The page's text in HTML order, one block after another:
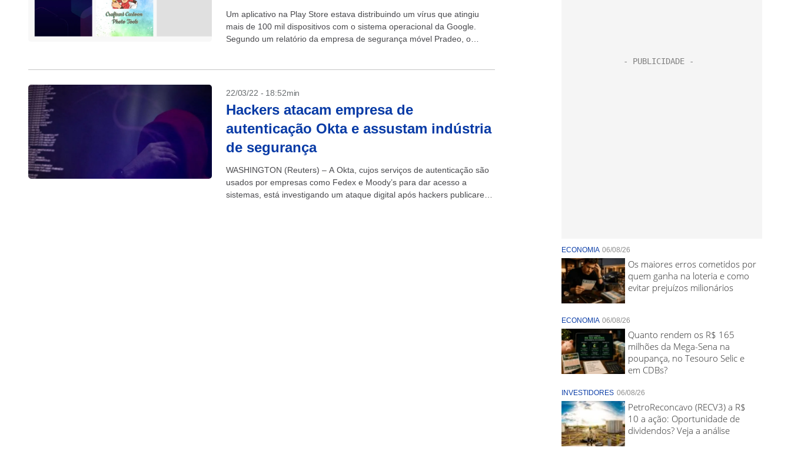
Um aplicativo na Play Store estava distribuindo um vírus que atingiu
mais de 100 mil dispositivos com o sistema operacional da Google.
Segundo um relatório da empresa de segurança móvel Pradeo, o
22/03/22 - 18:52min
Hackers atacam empresa de
autenticação Okta e assustam indústria
de segurança
WASHINGTON (Reuters) – A Okta, cujos serviços de autenticação são
usados por empresas como Fedex e Moody’s para dar acesso a
sistemas, está investigando um ataque digital após hackers publicarem
ECONOMIA 06/08/26
Os maiores erros cometidos por
quem ganha na loteria e como
evitar prejuízos milionários
ECONOMIA 06/08/26
Quanto rendem os R$ 165
milhões da Mega-Sena na
poupança, no Tesouro Selic e
em CDBs?
INVESTIDORES 06/08/26
PetroReconcavo (RECV3) a R$
10 a ação: Oportunidade de
dividendos? Veja a análise